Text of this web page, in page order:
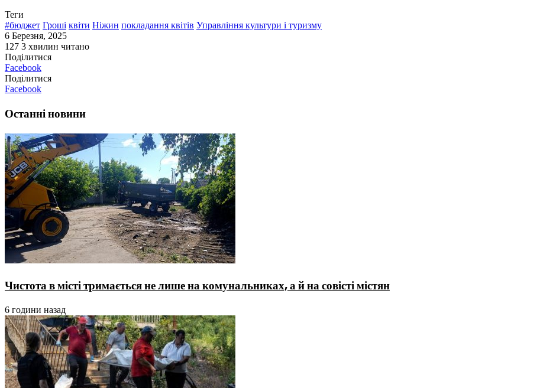
Теги
#бюджет Гроші квіти Ніжин покладання квітів Управління культури і туризму
6 Березня, 2025
127 3 хвилин читано
Поділитися
Facebook
Поділитися
Facebook
Останні новини
Чистота в місті тримається не лише на комунальниках, а й на совісті містян
6 години назад